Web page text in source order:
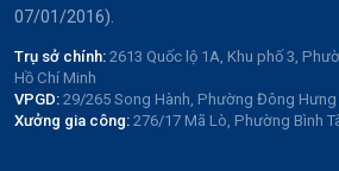
07/01/2016).
Trụ sở chính: 2613 Quốc lộ 1A, Khu phố 3,
Hồ Chí Minh
VPGD: 29/265 Song Hành, Phường Đông Hưng
Xưởng gia công: 276/17 Mã Lò, Phường Bình